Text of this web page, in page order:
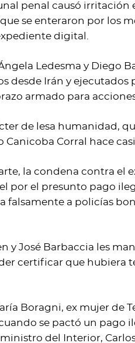
penal causó irritación
se enteraron por los
digital.
Ledesma y Diego
desde Irán y ejecutados
armado para
de lesa humanidad,
Corral hace
la condena contra el
por el presunto pago
falsamente a policías
y José Barbaccia les
certificar que
Boragni, ex mujer de
se pactó un pago
del Interior,